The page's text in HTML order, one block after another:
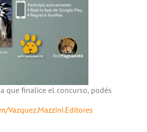
que finalice el concurso, podés
Vazquez.Mazzini.Editores